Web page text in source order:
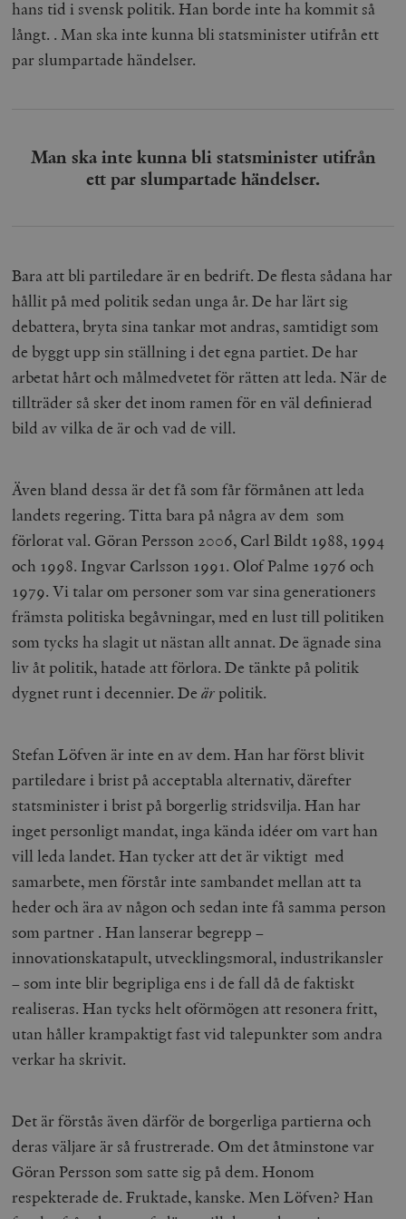
hans tid i svensk politik. Han borde inte ha kommit så
långt. . Man ska inte kunna bli statsminister utifrån ett
par slumpartade händelser.
Man ska inte kunna bli statsminister utifrån
ett par slumpartade händelser.
Bara att bli partiledare är en bedrift. De flesta sådana har
hållit på med politik sedan unga år. De har lärt sig
debattera, bryta sina tankar mot andras, samtidigt som
de byggt upp sin ställning i det egna partiet. De har
arbetat hårt och målmedvetet för rätten att leda. När de
tillträder så sker det inom ramen för en väl definierad
bild av vilka de är och vad de vill.
Även bland dessa är det få som får förmånen att leda
landets regering. Titta bara på några av dem som
förlorat val. Göran Persson 2006, Carl Bildt 1988, 1994
och 1998. Ingvar Carlsson 1991. Olof Palme 1976 och
1979. Vi talar om personer som var sina generationers
främsta politiska begåvningar, med en lust till politiken
som tycks ha slagit ut nästan allt annat. De ägnade sina
liv åt politik, hatade att förlora. De tänkte på politik
dygnet runt i decennier. Deär politik.
Stefan Löfven är inte en av dem. Han har först blivit
partiledare i brist på acceptabla alternativ, därefter
statsminister i brist på borgerlig stridsvilja. Han har
inget personligt mandat, inga kända idéer om vart han
vill leda landet. Han tycker att det är viktigt med
samarbete, men förstår inte sambandet mellan att ta
heder och ära av någon och sedan inte få samma person
som partner . Han lanserar begrepp –
innovationskatapult, utvecklingsmoral, industrikansler
– som inte blir begripliga ens i de fall då de faktiskt
realiseras. Han tycks helt oförmögen att resonera fritt,
utan håller krampaktigt fast vid talepunkter som andra
verkar ha skrivit.
Det är förstås även därför de borgerliga partierna och
deras väljare är så frustrerade. Om det åtminstone var
Göran Persson som satte sig på dem. Honom
respekterade de. Fruktade, kanske. Men Löfven? Han